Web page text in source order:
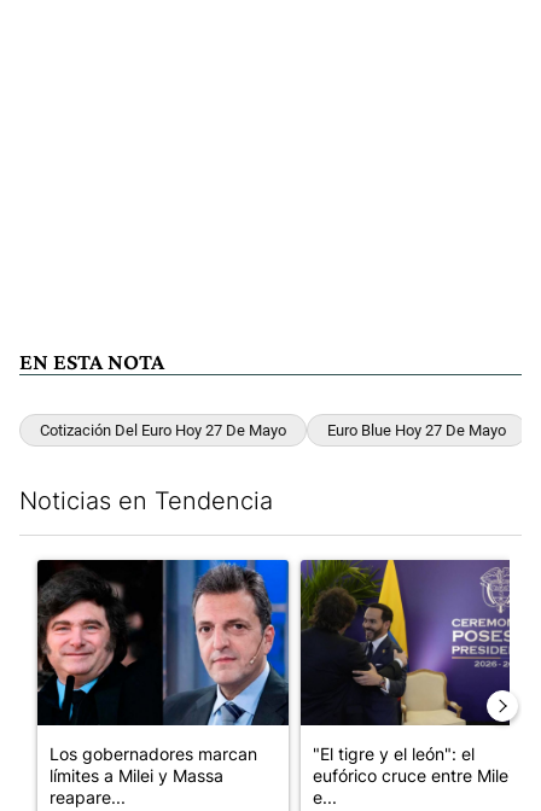
EN ESTA NOTA
Cotización Del Euro Hoy 27 De Mayo Euro Blue Hoy 27 De Mayo
Noticias en Tendencia
Un artículo de tendencia con el título "Los gobernadores
Los gobernadores marcan
límites a Milei y Massa
reapare...
Un artículo de tendencia con
"El tigre y el león": el
eufórico cruce entre Milei y
e...